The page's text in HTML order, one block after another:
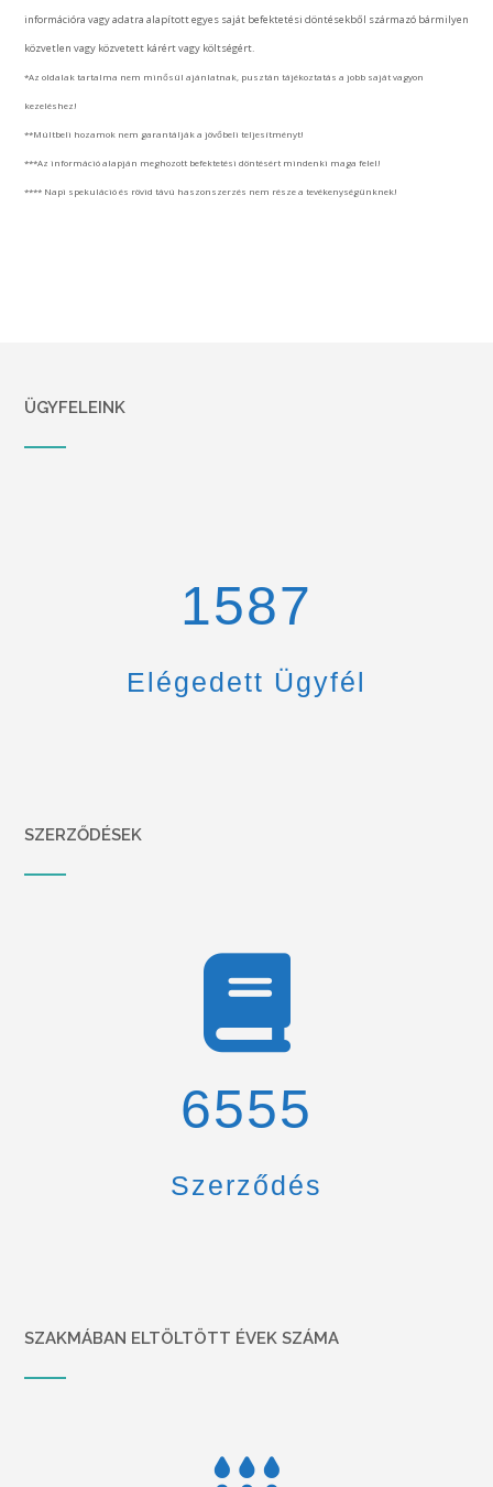
információra vagy adatra alapított egyes saját befektetési döntésekből származó bármilyen
közvetlen vagy közvetett kárért vagy költségért.
*Az oldalak tartalma nem minősül ajánlatnak, pusztán tájékoztatás a jobb saját vagyon
kezeléshez!
**Múltbeli hozamok nem garantálják a jövőbeli teljesítményt!
***Az információ alapján meghozott befektetési döntésért mindenki maga felel!
**** Napi spekuláció és rövid távú haszonszerzés nem része a tevékenységünknek!
ÜGYFELEINK
1670
Elégedett Ügyfél
SZERZŐDÉSEK
6900
Szerződés
SZAKMÁBAN ELTÖLTÖTT ÉVEK SZÁMA